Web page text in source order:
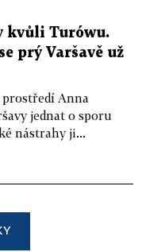
kvůli Turówu.
prý Varšavě už
Anna
jednat o sporu
nástrahy ji...